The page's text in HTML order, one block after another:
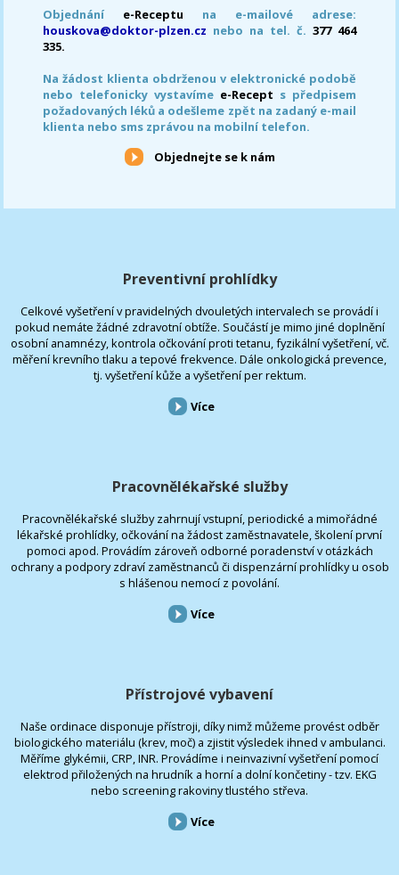
Objednání e-Receptu na e-mailové adrese:
houskova@doktor-plzen.cz nebo na tel. č. 377 464
335.
Na žádost klienta obdrženou v elektronické podobě
nebo telefonicky vystavíme e-Recept s předpisem
požadovaných léků a odešleme zpět na zadaný e-mail
klienta nebo sms zprávou na mobilní telefon.
Objednejte se k nám
Preventivní prohlídky
Celkové vyšetření v pravidelných dvouletých intervalech se provádí i
pokud nemáte žádné zdravotní obtíže. Součástí je mimo jiné doplnění
osobní anamnézy, kontrola očkování proti tetanu, fyzikální vyšetření, vč.
měření krevního tlaku a tepové frekvence. Dále onkologická prevence,
tj. vyšetření kůže a vyšetření per rektum.
Více
Pracovnělékařské služby
Pracovnělékařské služby zahrnují vstupní, periodické a mimořádné
lékařské prohlídky, očkování na žádost zaměstnavatele, školení první
pomoci apod. Provádím zároveň odborné poradenství v otázkách
ochrany a podpory zdraví zaměstnanců či dispenzární prohlídky u osob
s hlášenou nemocí z povolání.
Více
Přístrojové vybavení
Naše ordinace disponuje přístroji, díky nimž můžeme provést odběr
biologického materiálu (krev, moč) a zjistit výsledek ihned v ambulanci.
Měříme glykémii, CRP, INR. Provádíme i neinvazivní vyšetření pomocí
elektrod přiložených na hrudník a horní a dolní končetiny - tzv. EKG
nebo screening rakoviny tlustého střeva.
Více